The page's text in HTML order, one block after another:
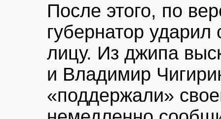
После этого, по
губернатор
лицу. Из джипа
и Владимир
«поддержали»